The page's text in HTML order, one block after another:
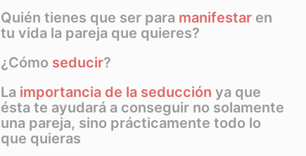
Quién tienes que ser para manifestaren
tu vida la pareja que quieres?
¿Cómo seducir?
La importancia de la seducción ya que
ésta te ayudará a conseguir no solamente
una pareja, sino prácticamente todo lo
que quieras